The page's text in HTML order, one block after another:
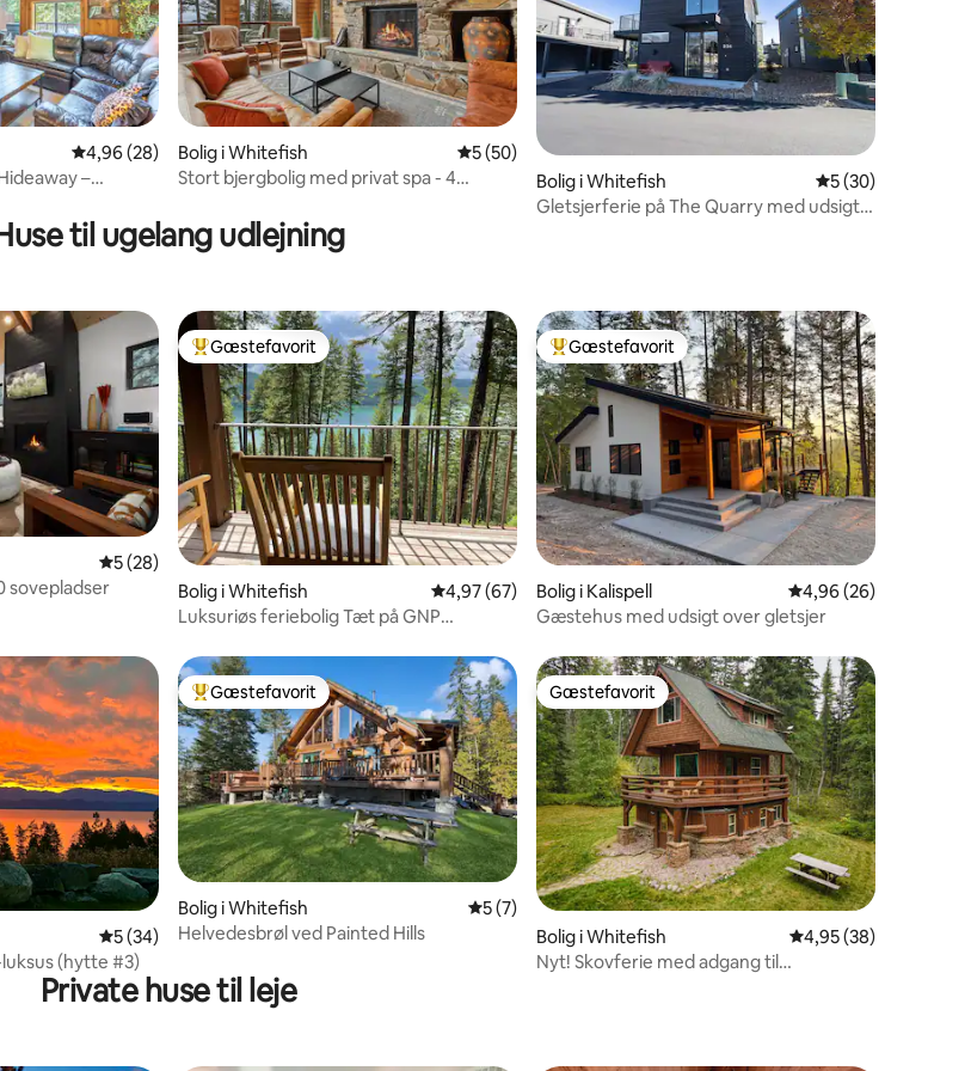
44 omtaler
4,96 ud af 5 i gennemsnitlig bedømmelse, 28 omtaler
4,96 (28)
–
Bolig i Whitefish 5 ud af 5 i gennemsnitlig bedømmelse, 50 omtaler
5 (50)
Stort bjergbolig med privat spa - 4
Bolig i Whitefish 5 ud af 5 i
5 (30)
Gletsjerferie på The Quarry med udsigt
til ugelang udlejning
8 omtaler
5 ud af 5 i gennemsnitlig bedømmelse, 28 omtaler
5 (28)
sovepladser
Bedste gæstefavorit
Gæstefavorit
Bolig i Whitefish 4,97 ud af 5 i gennemsnitlig bedømmelse, 67 omtaler
4,97 (67)
Luksuriøs feriebolig Tæt på GNP
Bedste gæstefavorit
Gæstefavorit
Bolig i Kalispell 4,96 ud af 5 i
4,96 (26)
Gæstehus med udsigt over gletsjer
55 omtaler
5 ud af 5 i gennemsnitlig bedømmelse, 34 omtaler
5 (34)
(hytte #3)
Bedste gæstefavorit
Gæstefavorit
Bolig i Whitefish 5 ud af 5 i gennemsnitlig bedømmelse, 7 omtaler
5 (7)
Helvedesbrøl ved Painted Hills
Gæstefavorit
Gæstefavorit
Bolig i Whitefish 4,95 ud af 5 i
4,95 (38)
Nyt! Skovferie med adgang til
Private huse til leje